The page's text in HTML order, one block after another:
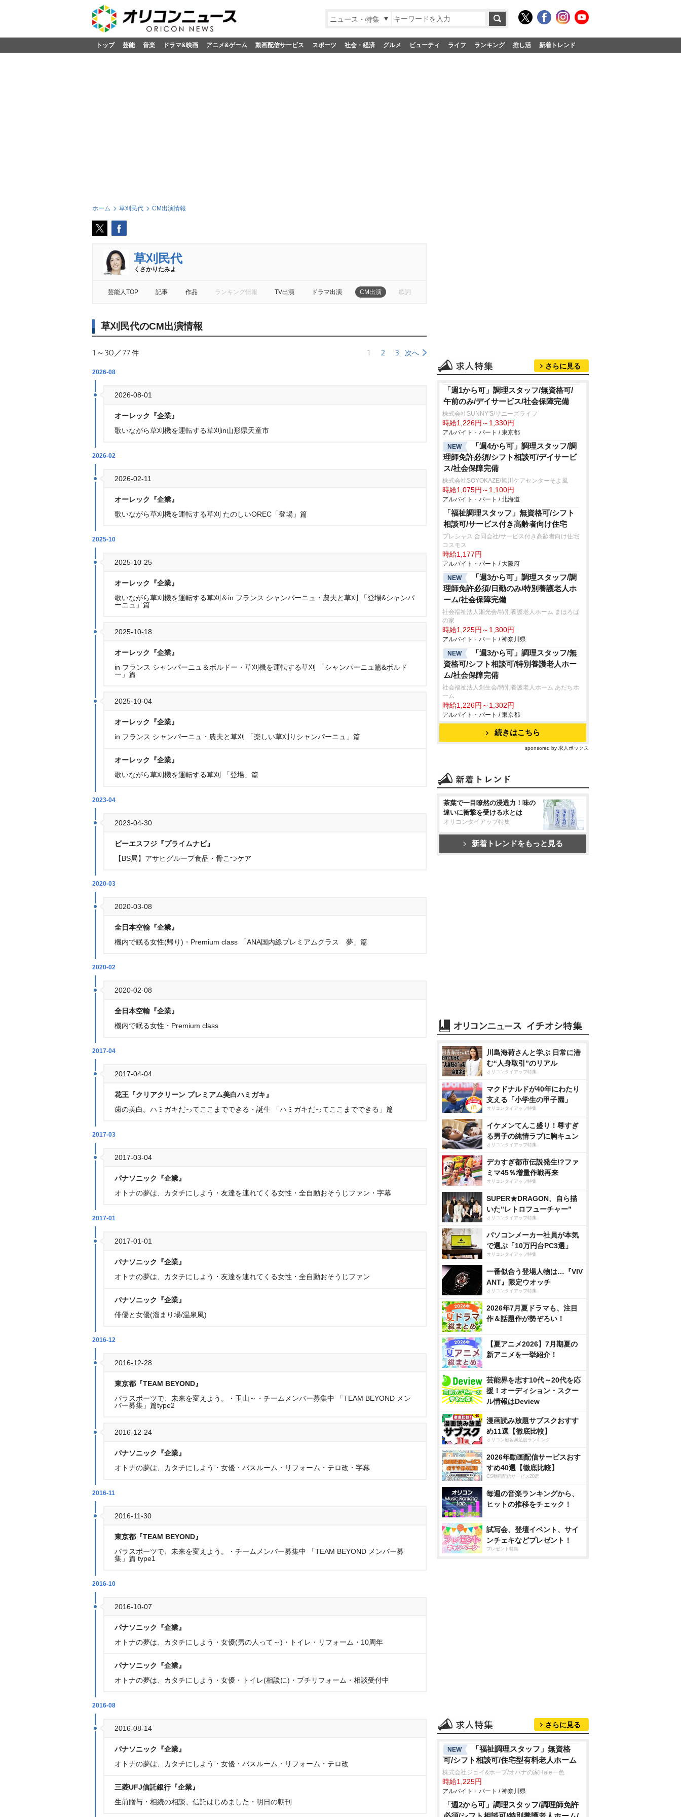
ニュース・特集
トップ 芸能 音楽 ドラマ&映画 アニメ&ゲーム 動画配信サービス スポーツ 社会・経済 グルメ ビューティ ライフ ランキング 推し活 新着トレンド
ホーム 草刈民代 CM出演情報
草刈民代
くさかりたみよ
芸能人TOP 記事 作品 ランキング情報 TV出演 ドラマ出演 CM出演 歌詞
草刈民代のCM出演情報
1～30／77件 1 2 3 次へ
2026-08
2026-08-01
オーレック『企業』
歌いながら草刈機を運転する草刈in山形県天童市
2026-02
2026-02-11
オーレック『企業』
歌いながら草刈機を運転する草刈 たのしいOREC「登場」篇
2025-10
2025-10-25
オーレック『企業』
歌いながら草刈機を運転する草刈＆in フランス シャンパーニュ・農夫と草刈 「登場&シャンパ
ーニュ」篇
2025-10-18
オーレック『企業』
in フランス シャンパーニュ＆ボルドー・草刈機を運転する草刈 「シャンパーニュ篇&ボルド
ー」篇
2025-10-04
オーレック『企業』
in フランス シャンパーニュ・農夫と草刈 「楽しい草刈りシャンパーニュ」篇
オーレック『企業』
歌いながら草刈機を運転する草刈 「登場」篇
2023-04
2023-04-30
ビーエスフジ『プライムナビ』
【BS局】アサヒグループ食品・骨こつケア
2020-03
2020-03-08
全日本空輸『企業』
機内で眠る女性(帰り)・Premium class 「ANA国内線プレミアムクラス 夢」篇
2020-02
2020-02-08
全日本空輸『企業』
機内で眠る女性・Premium class
2017-04
2017-04-04
花王『クリアクリーン プレミアム美白ハミガキ』
歯の美白。ハミガキだってここまでできる・誕生 「ハミガキだってここまでできる」篇
2017-03
2017-03-04
パナソニック『企業』
オトナの夢は、カタチにしよう・友達を連れてくる女性・全自動おそうじファン・字幕
2017-01
2017-01-01
パナソニック『企業』
オトナの夢は、カタチにしよう・友達を連れてくる女性・全自動おそうじファン
パナソニック『企業』
俳優と女優(溜まり場/温泉風)
2016-12
2016-12-28
東京都『TEAM BEYOND』
パラスポーツで、未来を変えよう。・玉山～・チームメンバー募集中 「TEAM BEYOND メン
バー募集」篇type2
2016-12-24
パナソニック『企業』
オトナの夢は、カタチにしよう・女優・バスルーム・リフォーム・テロ改・字幕
2016-11
2016-11-30
東京都『TEAM BEYOND』
パラスポーツで、未来を変えよう。・チームメンバー募集中 「TEAM BEYOND メンバー募
集」篇 type1
2016-10
2016-10-07
パナソニック『企業』
オトナの夢は、カタチにしよう・女優(男の人って～)・トイレ・リフォーム・10周年
パナソニック『企業』
オトナの夢は、カタチにしよう・女優・トイレ(相談に)・プチリフォーム・相談受付中
2016-08
2016-08-14
パナソニック『企業』
オトナの夢は、カタチにしよう・女優・バスルーム・リフォーム・テロ改
三菱UFJ信託銀行『企業』
生前贈与・相続の相談、信託はじめました・明日の朝刊
さらに見る
「週1から可」調理スタッフ/無資格可/
午前のみ/デイサービス/社会保障完備
株式会社SUNNY'S/サニーズライフ
時給1,226円～1,330円
アルバイト・パート / 東京都
NEW
「週4から可」調理スタッフ/調
理師免許必須/シフト相談可/デイサービ
ス/社会保障完備
株式会社SOYOKAZE/旭川ケアセンターそよ風
時給1,075円～1,100円
アルバイト・パート / 北海道
「福祉調理スタッフ」無資格可/シフト
相談可/サービス付き高齢者向け住宅
プレシャス 合同会社/サービス付き高齢者向け住宅
コスモス
時給1,177円
アルバイト・パート / 大阪府
NEW
「週3から可」調理スタッフ/調
理師免許必須/日勤のみ/特別養護老人ホ
ーム/社会保障完備
社会福祉法人湘光会/特別養護老人ホーム まほろば
の家
時給1,225円～1,300円
アルバイト・パート / 神奈川県
NEW
「週3から可」調理スタッフ/無
資格可/シフト相談可/特別養護老人ホー
ム/社会保障完備
社会福祉法人創生会/特別養護老人ホーム あだちホ
ーム
時給1,226円～1,302円
アルバイト・パート / 東京都
続きはこちら
sponsored by 求人ボックス
茶葉で一目瞭然の浸透力！味の
違いに衝撃を受ける水とは
オリコンタイアップ特集
新着トレンドをもっと見る
川島海荷さんと学ぶ 日常に潜
む“人身取引”のリアル
オリコンタイアップ特集
マクドナルドが40年にわたり
支える「小学生の甲子園」
オリコンタイアップ特集
イケメンてんこ盛り！尊すぎ
る男子の純情ラブに胸キュン
オリコンタイアップ特集
デカすぎ都市伝説発生!?ファ
ミマ45％増量作戦再来
オリコンタイアップ特集
SUPER★DRAGON、自ら描
いた”レトロフューチャー”
オリコンタイアップ特集
パソコンメーカー社員が本気
で選ぶ「10万円台PC3選」
オリコンタイアップ特集
一番似合う登場人物は…『VIV
ANT』限定ウオッチ
オリコンタイアップ特集
2026年7月夏ドラマも、注目
作＆話題作が勢ぞろい！
【夏アニメ2026】7月期夏の
新アニメを一挙紹介！
芸能界を志す10代～20代を応
援！オーディション・スクー
ル情報はDeview
漫画読み放題サブスクおすす
め11選【徹底比較】
オリコン顧客満足度ランキング
2026年動画配信サービスおす
すめ40選【徹底比較】
CS動画配信サービス20選
毎週の音楽ランキングから、
ヒットの推移をチェック！
試写会、登壇イベント、サイ
ンチェキなどプレゼント！
プレゼント特集
さらに見る
NEW
「福祉調理スタッフ」無資格
可/シフト相談可/住宅型有料老人ホーム
株式会社ジョイ&ホープ/オハナの家Hale一色
時給1,225円
アルバイト・パート / 神奈川県
「週2から可」調理スタッフ/調理師免許